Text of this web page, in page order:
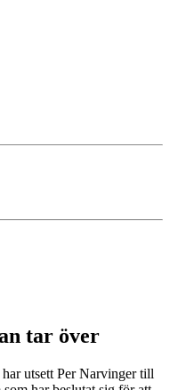
tar över
utsett Per Narvinger till